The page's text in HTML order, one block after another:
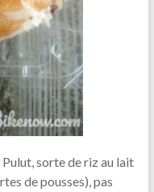
sorte de riz au lait
de pousses), pas